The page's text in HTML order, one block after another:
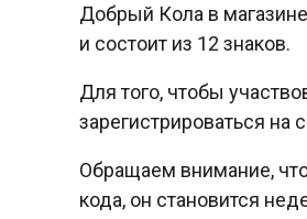
Добрый Кола в
и состоит из 12 знаков.
Для того, чтобы
зарегистрироваться на
Обращаем внимание,
кода, он становится